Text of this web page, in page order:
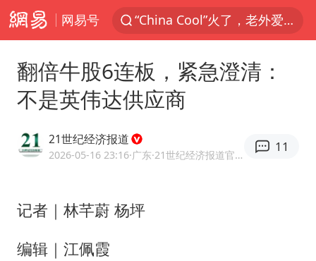
网易号
“China Cool”火了，老外爱上中国避暑游
浙江台州《告全体市民书》
翻倍牛股6连板，紧急澄清：
不是英伟达供应商
21世纪经济报道
2026-05-16 23:16·广东 ·21世纪经济报道官方账号
11
记者｜林芊蔚 杨坪
编辑｜江佩霞